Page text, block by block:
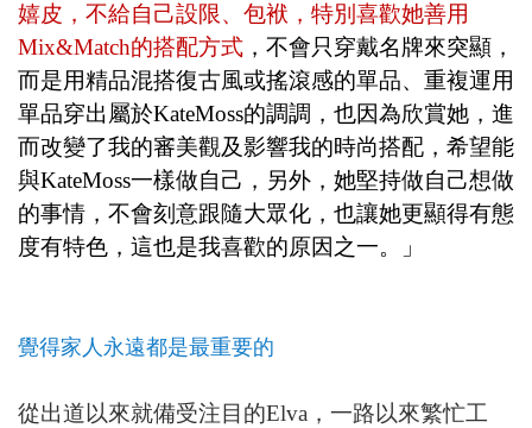
嬉皮，不給自己設限、包袱，特別喜歡她善用
Mix&Match的搭配方式 ，不會只穿戴名牌來突顯，
而是用精品混搭復古風或搖滾感的單品、重複運用
單品穿出屬於KateMoss的調調，也因為欣賞她，進
而改變了我的審美觀及影響我的時尚搭配，希望能
與KateMoss一樣做自己，另外，她堅持做自己想做
的事情，不會刻意跟隨大眾化，也讓她更顯得有態
度有特色，這也是我喜歡的原因之一。」
覺得家人永遠都是最重要的
從出道以來就備受注目的Elva ，一路以來繁忙工